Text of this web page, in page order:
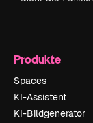
Produkte
Spaces
KI-Assistent
KI-Bildgenerator